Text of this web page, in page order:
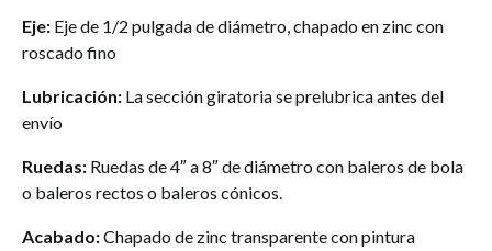
Eje: Eje de 1/2 pulgada de diámetro, chapado en zinc con
roscado fino
Lubricación: La sección giratoria se prelubrica antes del
envío
Ruedas: Ruedas de 4″ a 8″ de diámetro con baleros de bola
o baleros rectos o baleros cónicos.
Acabado:Chapado de zinc transparente con pintura